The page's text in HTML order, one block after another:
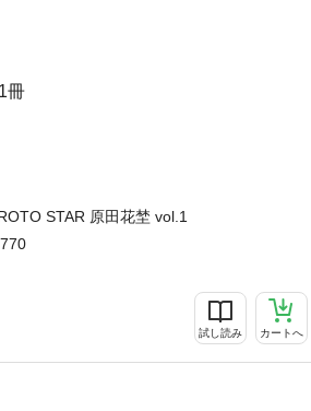
冊
STAR 原田花埜 vol.1
770
試し読み カートへ